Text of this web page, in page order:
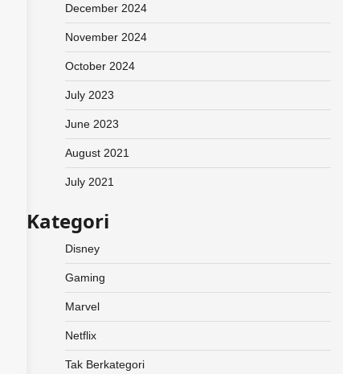
December 2024
November 2024
October 2024
July 2023
June 2023
August 2021
July 2021
Kategori
Disney
Gaming
Marvel
Netflix
Tak Berkategori